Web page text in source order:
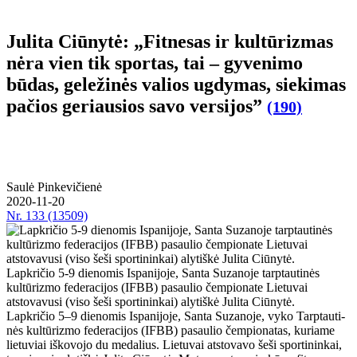
Julita Ciūnytė: „Fitnesas ir kultūrizmas
nėra vien tik sportas, tai – gyvenimo
būdas, geležinės valios ugdymas, siekimas
pačios geriausios savo versijos” (190)
Saulė Pinkevičienė
2020-11-20
Nr. 133 (13509)
Lapkričio 5-9 dienomis Ispanijoje, Santa Suzanoje tarptautinės
kultūrizmo federacijos (IFBB) pasaulio čempionate Lietuvai
atstovavusi (viso šeši sportininkai) alytiškė Julita Ciūnytė.
Lap­kri­čio 5–9 die­no­mis Is­pa­ni­jo­je, San­ta Su­za­no­je, vy­ko Tarp­tau­ti­
nės kul­tū­riz­mo fe­de­ra­ci­jos (IFBB) pa­sau­lio čem­pio­na­tas, ku­ria­me
lie­tu­viai iš­ko­vo­jo du me­da­lius. Lie­tu­vai at­sto­va­vo še­ši spor­ti­nin­kai,